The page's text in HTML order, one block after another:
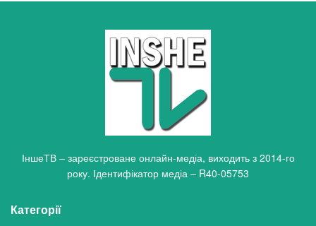
ІншеТВ – зареєстроване онлайн-медіа, виходить з 2014-го
року. Ідентифікатор медіа – R40-05753
Категорії